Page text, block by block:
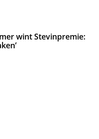
wint Stevinpremie: